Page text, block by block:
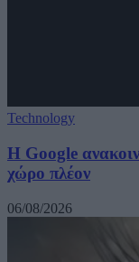
Technology
Η Google
χώρο πλέον
06/08/2026